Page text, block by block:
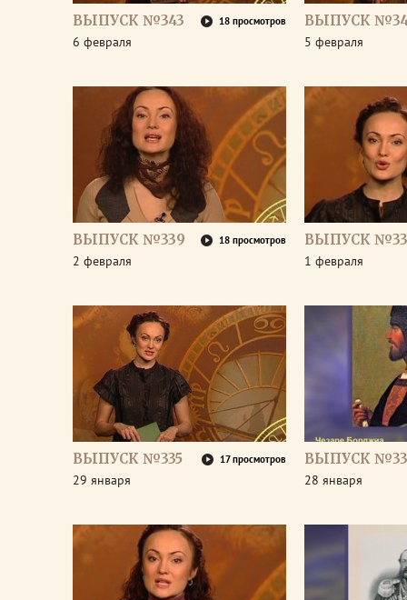
ВЫПУСК №343 18 просмотров
6 февраля
ВЫПУСК
5 февраля
ВЫПУСК №339 18 просмотров
2 февраля
ВЫПУСК
1 февраля
ВЫПУСК №335 17 просмотров
29 января
ВЫПУСК
28 января